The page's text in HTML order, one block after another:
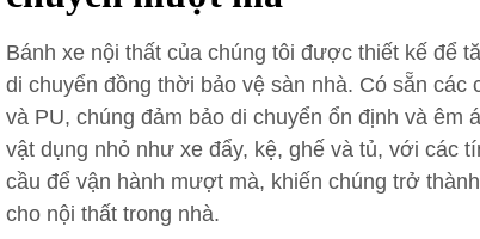
Bánh xe nội thất của chúng tôi được thiết kế để
di chuyển đồng thời bảo vệ sàn nhà. Có sẵn các
và PU, chúng đảm bảo di chuyển ổn định và êm
vật dụng nhỏ như xe đẩy, kệ, ghế và tủ, với các
cầu để vận hành mượt mà, khiến chúng trở
cho nội thất trong nhà.